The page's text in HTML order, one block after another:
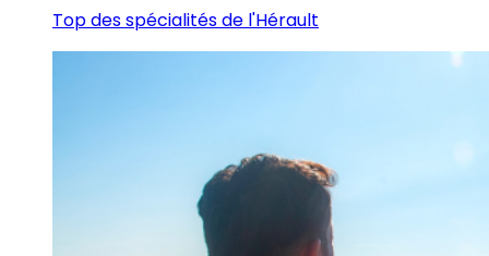
Top des spécialités de l'Hérault